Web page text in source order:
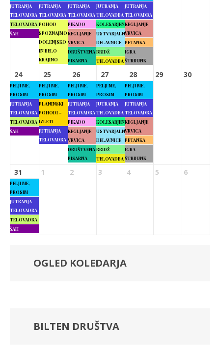
JUTRANJA
TELOVADBA
TELOVADBA
ŠAH
JUTRANJA
TELOVADBA
POHOD
SPOZNAJMO
DOLENJSKO
IN BELO
KRAJINO
JUTRANJA
TELOVADBA
PIKADO
KEGLJANJE
VRVICA
DRUŠTVENA
PISARNA
JUTRANJA
TELOVADBA
KOLESARJENJE
USTVARJALNE
DELAVNICE
BRIDŽ
TELOVADBA
JUTRANJA
TELOVADBA
KEGLJANJE
VRVICA
PETANKA
IGRA
ŠTRBUNK
24
PELJI ME,
PROSIM
JUTRANJA
TELOVADBA
TELOVADBA
ŠAH
25
PELJI ME,
PROSIM
PLANINSKI
POHODI –
IZLETI
JUTRANJA
TELOVADBA
26
PELJI ME,
PROSIM
JUTRANJA
TELOVADBA
PIKADO
KEGLJANJE
VRVICA
DRUŠTVENA
PISARNA
27
PELJI ME,
PROSIM
JUTRANJA
TELOVADBA
KOLESARJENJE
USTVARJALNE
DELAVNICE
BRIDŽ
TELOVADBA
28
PELJI ME,
PROSIM
JUTRANJA
TELOVADBA
KEGLJANJE
VRVICA
PETANKA
IGRA
ŠTRBUNK
29 30
31
PELJI ME,
PROSIM
JUTRANJA
TELOVADBA
TELOVADBA
ŠAH
1 2 3 4 5 6
OGLED KOLEDARJA
BILTEN DRUŠTVA